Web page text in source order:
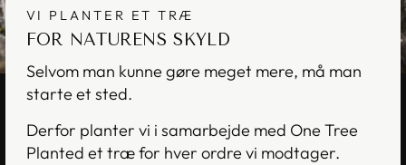
VI PLANTER ET TRÆ
FOR NATURENS SKYLD
Selvom man kunne gøre meget mere, må man
starte et sted.
Derfor planter vi i samarbejde med One Tree
Planted et træ for hver ordre vi modtager.